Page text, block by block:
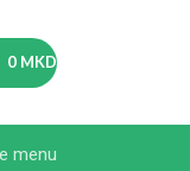
0 MKD
menu